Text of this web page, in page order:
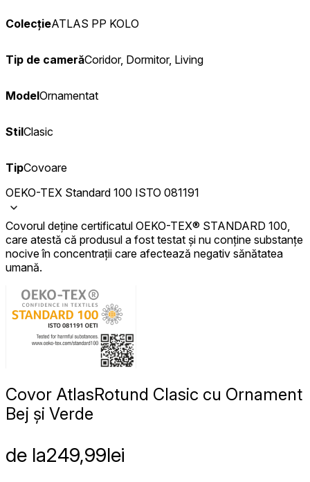
ColecțieATLAS PP KOLO
Tip de camerăCoridor, Dormitor, Living
ModelOrnamentat
StilClasic
TipCovoare
OEKO-TEX Standard 100 ISTO 081191
Covorul deține certificatul OEKO-TEX® STANDARD 100,
care atestă că produsul a fost testat și nu conține substanțe
nocive în concentrații care afectează negativ sănătatea
umană.
Covor AtlasRotund Clasic cu Ornament
Bej și Verde
de la249,99lei